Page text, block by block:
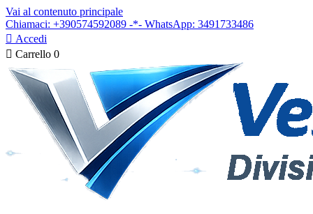
Vai al contenuto principale
Chiamaci: +390574592089 -*- WhatsApp: 3491733486
 Accedi
 Carrello 0